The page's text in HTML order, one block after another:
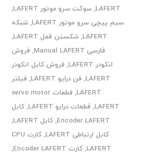
LAFERT
,سوکت سرو موتور LAFERT
,
سیم پیچی سرو موتور LAFERT
,شبکه
LAFERT
,شکستن قفل LAFERT
,
فارسی Manual LAFERT
, فروش
انکودر LAFERT
, فروش کابل انکودر
LAFERT
, فن درایو LAFERT , فیلتر
LAFERT
,
قطعات servo motor
LAFERT
, قطعات درایو LAFERT ,کابل
Encoder LAFERT
,کابل LAFERT
,
کابل ارتباطی LAFERT
,
کارت CPU
LAFERT
,کارت Encoder LAFERT
,